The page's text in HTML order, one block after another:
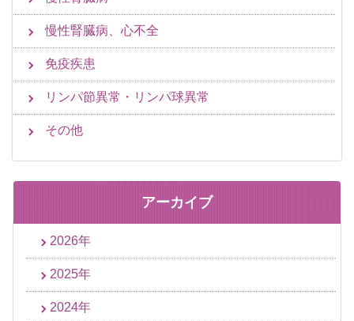
慢性腎臓病、心不全
免疫疾患
リンパ節異常・リンパ球異常
その他
アーカイブ
2026年
2025年
2024年